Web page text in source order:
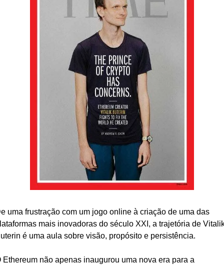
uma frustração com um jogo online à criação de uma das
mais inovadoras do século XXI, a trajetória de
é uma aula sobre visão, propósito e persistência.
Ethereum não apenas inaugurou uma nova era para a